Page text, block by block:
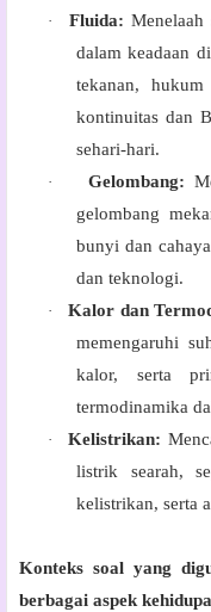
· Fluida:
dalam keadaan
tekanan,
kontinuitas dan
sehari-hari.
· Gelombang:
gelombang
bunyi dan
dan teknologi.
· Kalor dan
memengaruhi
kalor, serta
termodinamika
· Kelistrikan:
listrik searah,
kelistrikan, serta
Konteks soal yang
berbagai aspek